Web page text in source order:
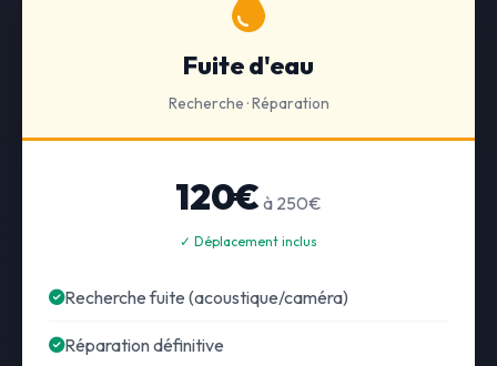
Fuite d'eau
Recherche · Réparation
120€ à 250€
✓ Déplacement inclus
Recherche fuite (acoustique/caméra)
Réparation définitive